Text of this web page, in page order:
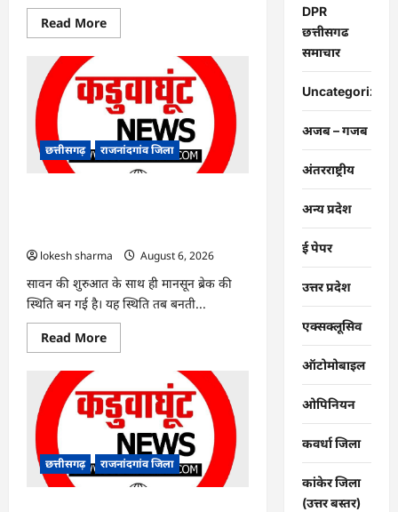
Read MoreRead
more
युवक
पर
चाकू
जानलेवा
हमला,
चार
आरोपी
छत्तीसगढ़ राजनांदगांव जिला
lokesh sharma
August 6, 2026
सावन की शुरुआत के साथ ही मानसून ब्रेक की
स्थिति बन गई है। यह स्थिति तब बनती...
Read MoreRead
more
7
दिन
और
थमी
रहेगी
बारिश,
नए
सिस्टम
छत्तीसगढ़ राजनांदगांव जिला
DPR
छत्तीसगढ
समाचार
Uncategorized
अजब – गजब
अंतरराष्ट्रीय
अन्य प्रदेश
ई पेपर
उत्तर प्रदेश
एक्सक्लूसिव
ऑटोमोबाइल
ओपिनियन
कवर्धा जिला
कांकेर जिला
(उत्तर बस्तर)